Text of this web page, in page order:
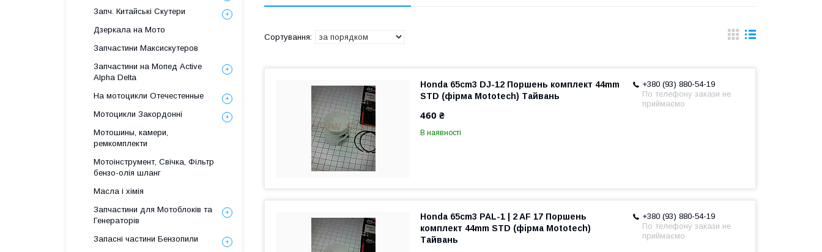
+380 (93) 880-54-19
По телефону закази не
приймаємо
Honda 65cm3 DJ-12 Поршень комплект 44mm
STD (фірма Mototech) Тайвань
460 ₴
В наявності
+380 (93) 880-54-19
По телефону закази не
приймаємо
Honda 65cm3 PAL-1 | 2 AF 17 Поршень
комплект 44mm STD (фірма Mototech)
Тайвань
Запч. Китайські Скутери
Дзеркала на Мото
Запчастини Максискутеров
Запчастини на Мопед Active
Alpha Delta
На мотоцикли Отечестенные
Мотоцикли Закордонні
Мотошины, камери,
ремкомплекти
Мотоінструмент, Свічка, Фільтр
бензо-олія шланг
Масла і хімія
Запчастини для Мотоблоків та
Генераторів
Запасні частини Бензопили